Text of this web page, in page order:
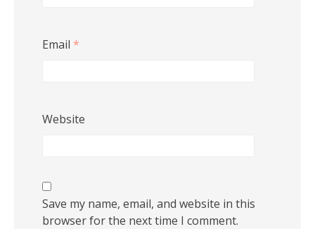
Email *
Website
Save my name, email, and website in this
browser for the next time I comment.